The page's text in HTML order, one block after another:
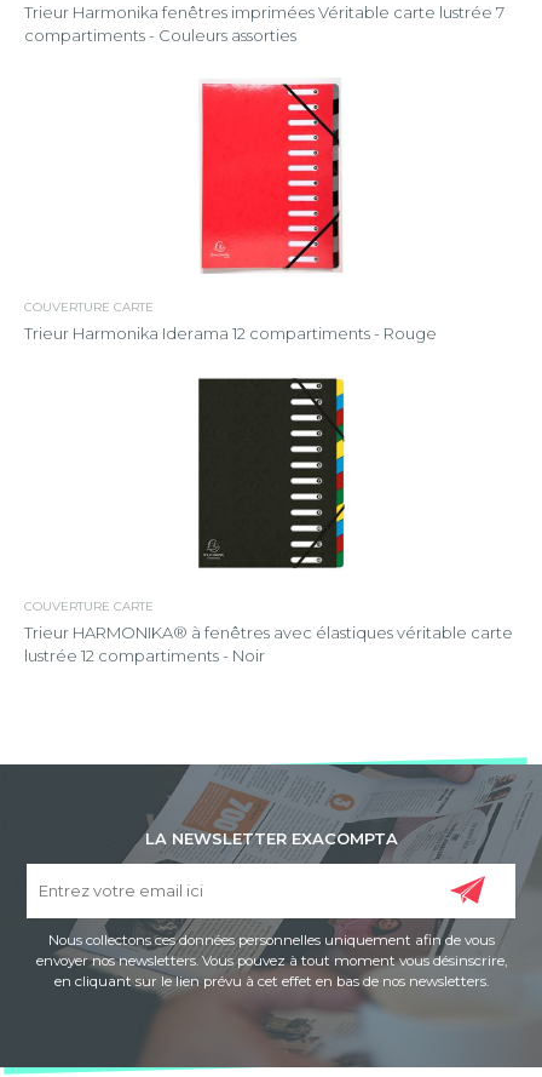
Trieur Harmonika fenêtres imprimées Véritable carte lustrée 7
compartiments - Couleurs assorties
COUVERTURE CARTE
Trieur Harmonika Iderama 12 compartiments - Rouge
COUVERTURE CARTE
Trieur HARMONIKA® à fenêtres avec élastiques véritable carte
lustrée 12 compartiments - Noir
LA NEWSLETTER EXACOMPTA
Nous collectons ces données personnelles uniquement afin de vous
envoyer nos newsletters. Vous pouvez à tout moment vous désinscrire,
en cliquant sur le lien prévu à cet effet en bas de nos newsletters.